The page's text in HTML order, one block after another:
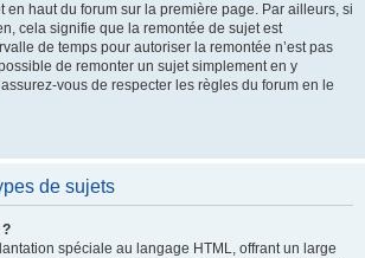
en haut du forum sur la première page. Par ailleurs, si
cela signifie que la remontée de sujet est
de temps pour autoriser la remontée n’est pas
de remonter un sujet simplement en y
vous de respecter les règles du forum en le
de sujets
spéciale au langage HTML, offrant un large